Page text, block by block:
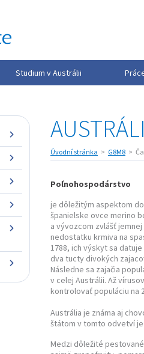
Studium v Austrálii
Úvodní stránka G8M8
Poľnohospodárstvo
je dôležitým aspektom
španielske ovce merino
a vývozcom zvlášť
nedostatku krmiva na
1788, ich výskyt sa
dva tucty divokých
Následne sa zajačia
v celej Austrálii. Až
kontrolovať populáciu na
Austrália je známa aj
štátom v tomto odvetví je
Medzi dôležité